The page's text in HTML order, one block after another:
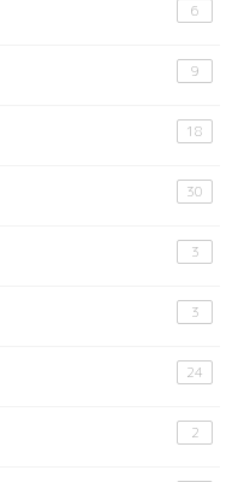
6
9
18
30
3
3
24
2